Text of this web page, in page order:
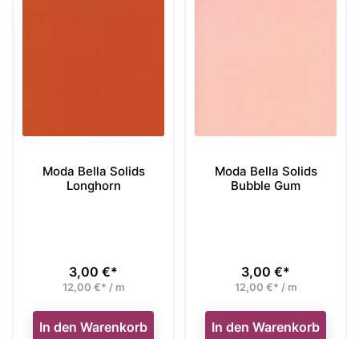
Moda Bella Solids
Longhorn
Preis
3,00 €*
12,00 €* / m
In den Warenkorb
Moda Bella Solids
Bubble Gum
Preis
3,00 €*
12,00 €* / m
In den Warenkorb